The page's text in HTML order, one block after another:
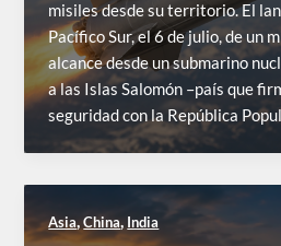
misiles desde su territorio. El
Pacífico Sur, el 6 de julio, de un
alcance desde un submarino
a las Islas Salomón –país que
seguridad con la República
Asia,China, India